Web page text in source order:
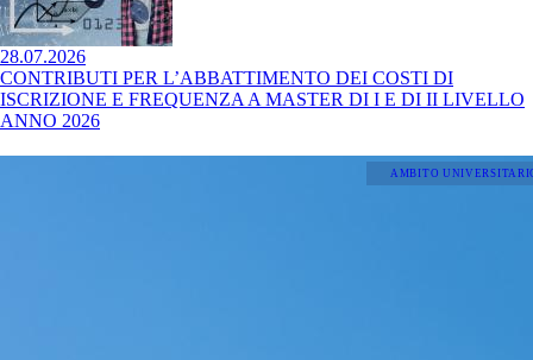
28.07.2026
CONTRIBUTI PER L’ABBATTIMENTO DEI COSTI DI
ISCRIZIONE E FREQUENZA A MASTER DI I E DI II LIVELLO
ANNO 2026
AMBITO